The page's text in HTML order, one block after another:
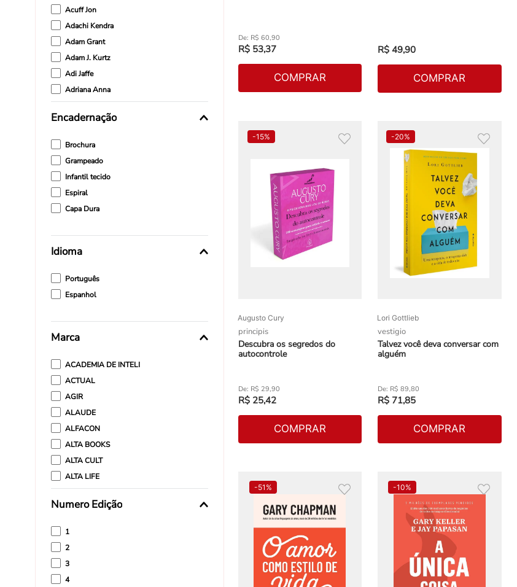
Acuff Jon
Adachi Kendra
Adam Grant
Adam J. Kurtz
Adi Jaffe
Adriana Anna
Aguiar Aurê
Encadernação
Brochura
Grampeado
Infantil tecido
Espiral
Capa Dura
Idioma
Português
Espanhol
Marca
ACADEMIA DE INTELI
ACTUAL
AGIR
ALAUDE
ALFACON
ALTA BOOKS
ALTA CULT
ALTA LIFE
ARTERA EDITORIAL
Numero Edição
1
2
3
4
R$ 60,90
R$ 53,37
COMPRAR
R$ 49,90
COMPRAR
-15%
Augusto Cury
principis
Descubra os segredos do
autocontrole
R$ 29,90
R$ 25,42
COMPRAR
-20%
Lori Gottlieb
vestigio
Talvez você deva conversar com
alguém
R$ 89,80
R$ 71,85
COMPRAR
-51% -10%